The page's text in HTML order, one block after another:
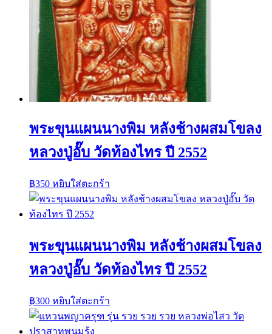
พระขุนแผนนางพิม หลังช้างผสมโขลง
หลวงปู่อั๊บ วัดท้องไทร ปี 2552
฿350 หยิบใส่ตะกร้า
พระขุนแผนนางพิม หลังช้างผสมโขลง
หลวงปู่อั๊บ วัดท้องไทร ปี 2552
฿300 หยิบใส่ตะกร้า